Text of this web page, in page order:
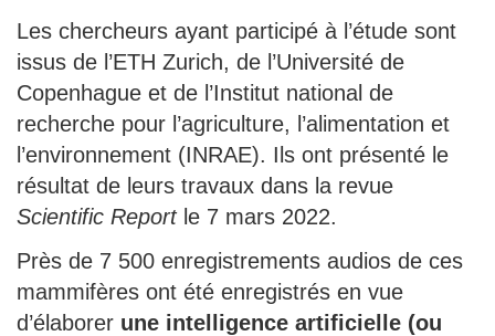
Les chercheurs ayant participé à l’étude sont
issus de l’ETH Zurich, de l’Université de
Copenhague et de l’Institut national de
recherche pour l’agriculture, l’alimentation et
l’environnement (INRAE). Ils ont présenté le
résultat de leurs travaux dans la revue
Scientific Reportle 7 mars 2022.
Près de 7 500 enregistrements audios de ces
mammifères ont été enregistrés en vue
d’élaborer une intelligence artificielle (ou